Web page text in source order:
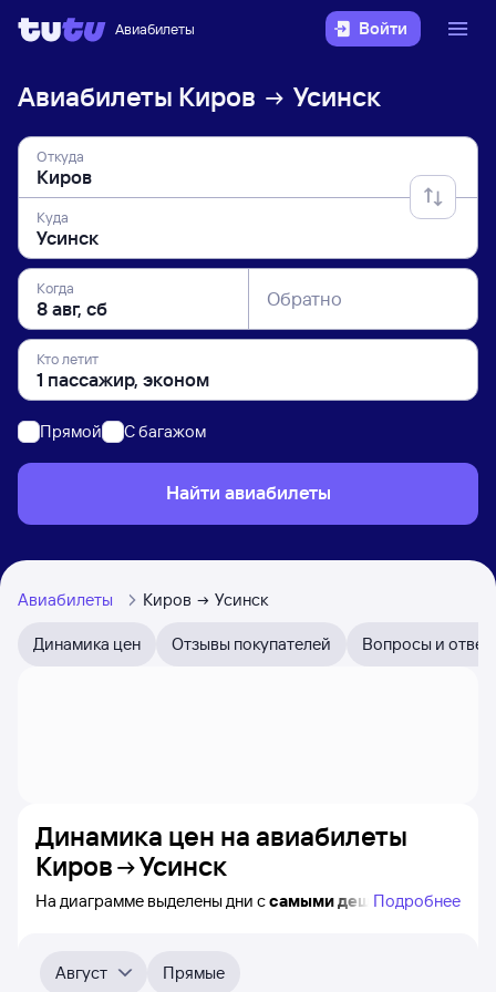
Авиабилеты Войти
Авиабилеты Киров Усинск
Откуда
Куда
Когда Обратно
Кто летит
Прямой C багажом
Найти авиабилеты
Авиабилеты Киров Усинск
Динамика цен Отзывы покупателей Вопросы и
Динамика цен на авиабилеты
Киров
Усинск
На диаграмме выделены дни ссамыми дешёвыми
на ближайшие 4-5 месяца. Выберите день, перейдите
по клику к поиску авиабилетов и получению
Подробнее
Август
Прямые